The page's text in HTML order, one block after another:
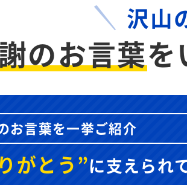
沢山
のお言葉を
お言葉を一挙ご紹介
がとう”に支えられ